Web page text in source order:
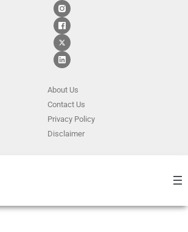
About Us
ContactUs
Privacy Policy
Disclaimer